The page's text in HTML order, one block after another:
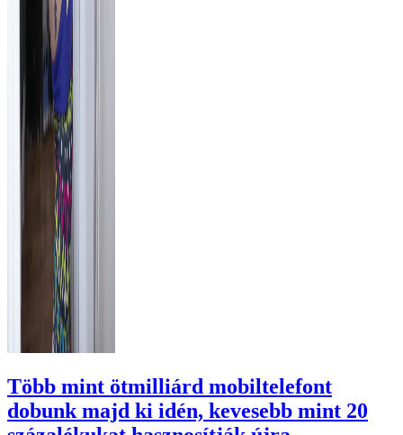
Több mint ötmilliárd mobiltelefont
dobunk majd ki idén, kevesebb mint 20